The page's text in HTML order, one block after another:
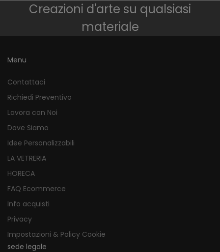
Creazioni d'arte su qualsiasi
materiale
Menu
Contattaci
Richiedi Preventivo
Lavora con Noi
Dove Siamo
Idee Personalizzabili
LA VETRERIA
HORECA
FAQ Ecommerce
Info acquisti
Privacy
Impostazioni & Policy Cookie
sede legale